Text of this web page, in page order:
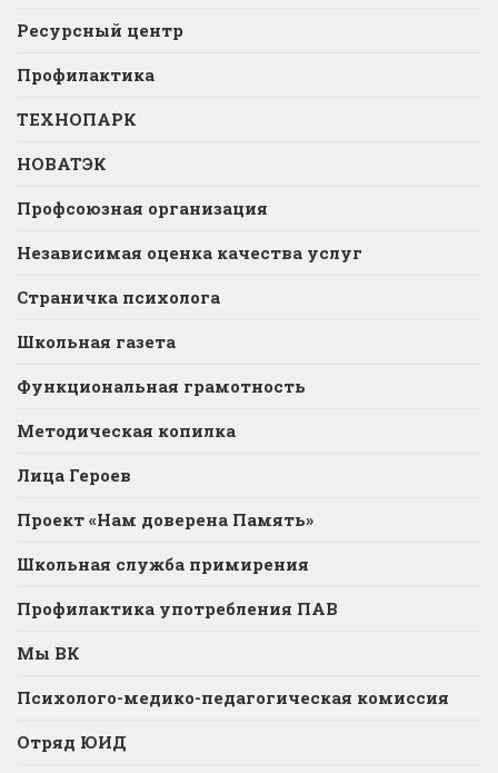
Ресурсный центр
Профилактика
ТЕХНОПАРК
НОВАТЭК
Профсоюзная организация
Независимая оценка качества услуг
Страничка психолога
Школьная газета
Функциональная грамотность
Методическая копилка
Лица Героев
Проект «Нам доверена Память»
Школьная служба примирения
Профилактика употребления ПАВ
Мы ВК
Психолого-медико-педагогическая комиссия
Отряд ЮИД